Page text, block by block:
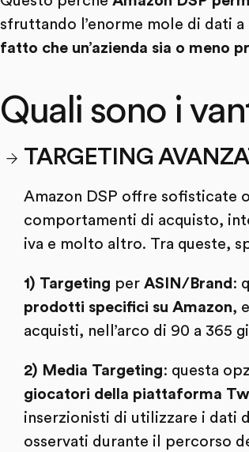
sfruttando l’enorme mole di dati
fatto che un’azienda sia o meno
Quali sono i
TARGETING
Amazon DSP offre sofisticate
comportamenti di acquisto,
iva e molto altro. Tra queste,
1) Targeting per ASIN/Brand :
prodotti specifici su Amazon,
acquisti, nell’arco di 90 a 365
2) Media Targeting: questa
giocatori della piattaforma
inserzionisti di utilizzare i dati
osservati durante il percorso